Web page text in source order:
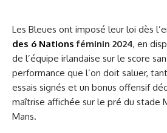
Les Bleues ont imposé leur loi dès
des 6 Nations féminin 2024, en
de l’équipe irlandaise sur le score
performance que l’on doit saluer,
essais signés et un bonus offensif
maîtrise affichée sur le pré du stade
Mans.